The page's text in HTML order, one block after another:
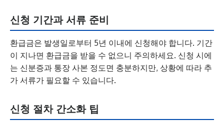
신청 기간과 서류 준비
환급금은 발생일로부터 5년 이내에 신청해야 합니다. 기간
이 지나면 환급금을 받을 수 없으니 주의하세요. 신청 시에
는 신분증과 통장 사본 정도면 충분하지만, 상황에 따라 추
가 서류가 필요할 수 있습니다.
신청 절차 간소화 팁